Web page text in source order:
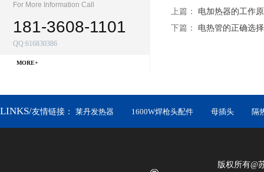
For More Information Call
181-3608-1101
QQ:616830386
MORE+
上篇：
电加热器的工作
下篇：
电热管的正确选
LINKS/友情链接： 莱丹发热器 1600W焊枪头配件 母插头 隔
版权所有@